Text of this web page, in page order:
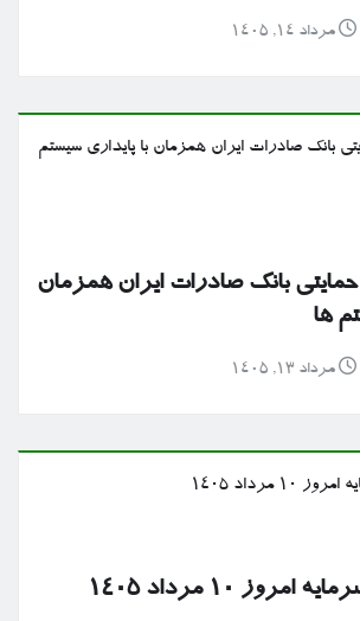
مرداد ۱۴, ۱۴۰۵
حمایتی بانک صادرات ایران همزمان
ها
مرداد ۱۳, ۱۴۰۵
۱۰ مرداد ۱۴۰۵